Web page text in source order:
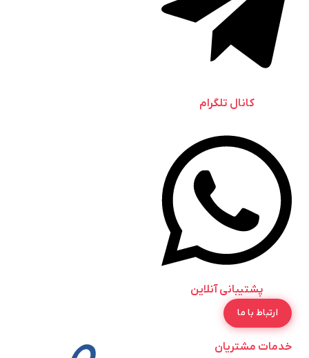
کانال تلگرام
پشتیبانی آنلاین
ارتباط با ما
خدمات مشتریان